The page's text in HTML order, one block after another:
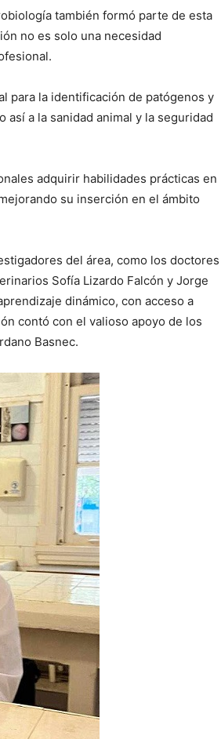
también formó parte de esta
no es solo una necesidad
para la identificación de patógenos y
a la sanidad animal y la seguridad
adquirir habilidades prácticas en
su inserción en el ámbito
del área, como los doctores
Sofía Lizardo Falcón y Jorge
dinámico, con acceso a
contó con el valioso apoyo de los
Basnec.